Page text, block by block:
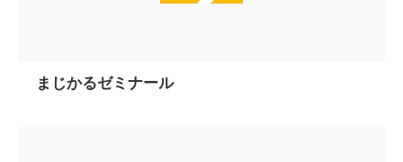
まじかるゼミナール